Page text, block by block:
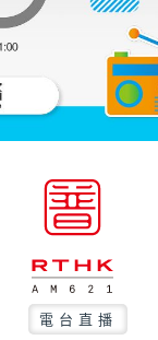
電台直播